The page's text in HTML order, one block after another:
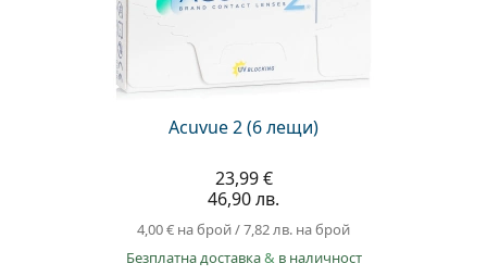
Acuvue 2 (6 лещи)
23,99 €
46,90 лв.
4,00 € на брой/7,82 лв. на брой
Безплатна доставка& в наличност